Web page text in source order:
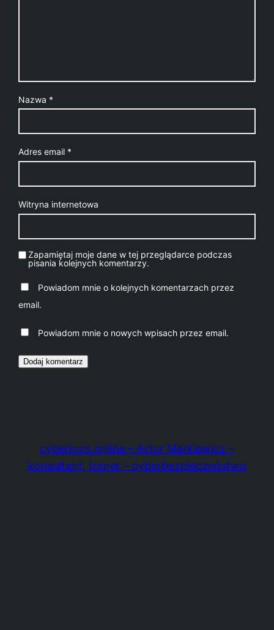
Nazwa *
Adres email *
Witryna internetowa
Zapamiętaj moje dane w tej przeglądarce podczas
pisania kolejnych komentarzy.
Powiadom mnie o kolejnych komentarzach przez
email.
Powiadom mnie o nowych wpisach przez email.
cyberkurs.online – Artur Markiewicz –
konsultant, trener – cyberbezpieczeństwo